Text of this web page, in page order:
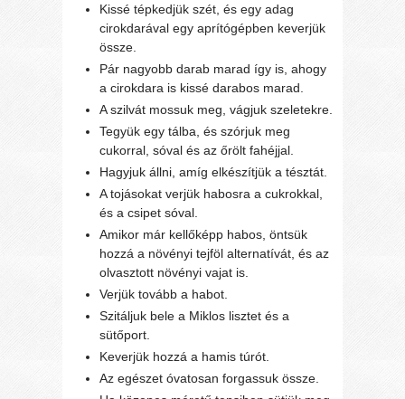
Kissé tépkedjük szét, és egy adag
cirokdarával egy aprítógépben keverjük
össze.
Pár nagyobb darab marad így is, ahogy
a cirokdara is kissé darabos marad.
A szilvát mossuk meg, vágjuk szeletekre.
Tegyük egy tálba, és szórjuk meg
cukorral, sóval és az őrölt fahéjjal.
Hagyjuk állni, amíg elkészítjük a tésztát.
A tojásokat verjük habosra a cukrokkal,
és a csipet sóval.
Amikor már kellőképp habos, öntsük
hozzá a növényi tejföl alternatívát, és az
olvasztott növényi vajat is.
Verjük tovább a habot.
Szitáljuk bele a Miklos lisztet és a
sütőport.
Keverjük hozzá a hamis túrót.
Az egészet óvatosan forgassuk össze.